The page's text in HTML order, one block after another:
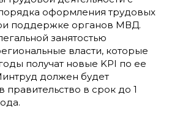
оформления трудовых
поддержке органов МВД.
занятостью
власти, которые
получат новые KPI по ее
должен будет
правительство в срок до 1